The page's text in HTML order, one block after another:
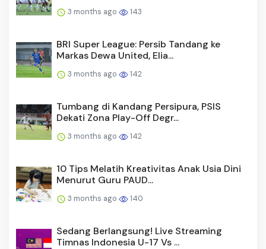
3 months ago 143
BRI Super League: Persib Tandang ke
Markas Dewa United, Elia...
3 months ago 142
Tumbang di Kandang Persipura, PSIS
Dekati Zona Play-Off Degr...
3 months ago 142
10 Tips Melatih Kreativitas Anak Usia Dini
Menurut Guru PAUD...
3 months ago 140
Sedang Berlangsung! Live Streaming
Timnas Indonesia U-17 Vs ...